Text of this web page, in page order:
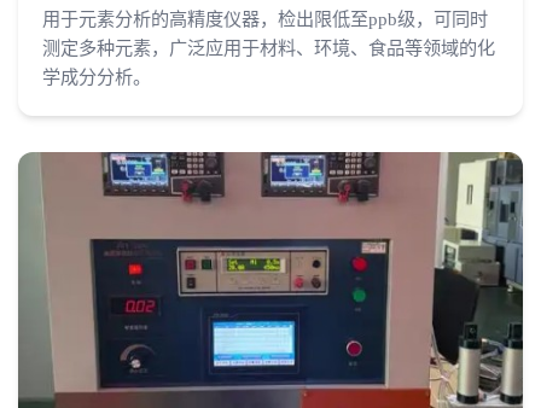
用于元素分析的高精度仪器，检出限低至ppb级，可同时
测定多种元素，广泛应用于材料、环境、食品等领域的化
学成分分析。